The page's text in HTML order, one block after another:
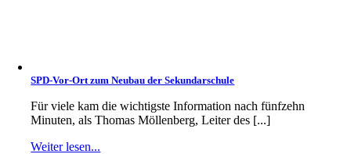
SPD-Vor-Ort zum Neubau der Sekundarschule
Für viele kam die wichtigste Information nach fünfzehn
Minuten, als Thomas Möllenberg, Leiter des [...]
Weiter lesen...